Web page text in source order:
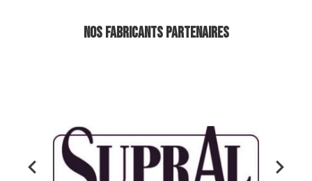
Nos fabricants partenaires